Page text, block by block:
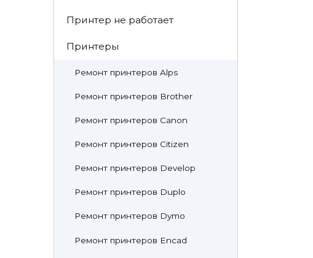
Принтер не работает
Принтеры
Ремонт принтеров Alps
Ремонт принтеров Brother
Ремонт принтеров Canon
Ремонт принтеров Citizen
Ремонт принтеров Develop
Ремонт принтеров Duplo
Ремонт принтеров Dymo
Ремонт принтеров Encad